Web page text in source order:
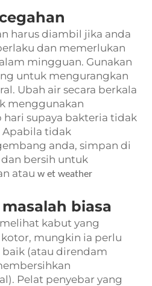
harus diambil jika anda
dan memerlukan
mingguan. Gunakan
untuk mengurangkan
Ubah air secara berkala
menggunakan
supaya bakteria tidak
tidak
anda, simpan di
bersih untuk
atau w et weather
biasa
kabut yang
mungkin ia perlu
(atau direndam
Pelat penyebar yang